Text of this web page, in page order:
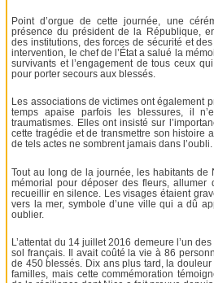
Point d’orgue de cette journée, une
présence du président de la République,
des institutions, des forces de sécurité et
intervention, le chef de l’État a salué la
survivants et l’engagement de tous ceux
pour porter secours aux blessés.
Les associations de victimes ont également
temps apaise parfois les blessures, il
traumatismes. Elles ont insisté sur
cette tragédie et de transmettre son histoire
de tels actes ne sombrent jamais dans l’oubli.
Tout au long de la journée, les habitants de
mémorial pour déposer des fleurs, allumer
recueillir en silence. Les visages étaient
vers la mer, symbole d’une ville qui a dû
oublier.
L’attentat du 14 juillet 2016 demeure l’un
sol français. Il avait coûté la vie à 86
de 450 blessés. Dix ans plus tard, la
familles, mais cette commémoration